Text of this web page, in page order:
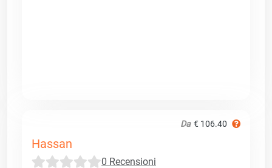
Da € 106.40
Hassan
0 Recensioni